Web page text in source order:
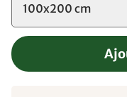
100x200 cm